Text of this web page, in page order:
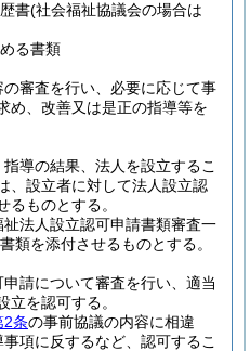
書(社会福祉協議会の場合は
る書類
審査を行い、必要に応じて事
め、改善又は是正の指導等を
導の結果、法人を設立するこ
、設立者に対して法人設立認
るものとする。
法人設立認可申請書類審査一
類を添付させるものとする。
請について審査を行い、適当
立を認可する。
2条の事前協議の内容に相違
項に反するなど、認可するこ